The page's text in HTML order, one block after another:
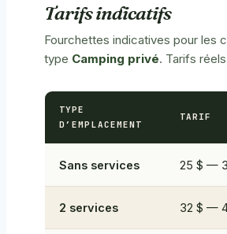
Tarifs indicatifs
Fourchettes indicatives pour les
type Camping privé. Tarifs
TYPE
D’EMPLACEMENT
TARIF
Sans services 25 $ —
2 services 32 $ —